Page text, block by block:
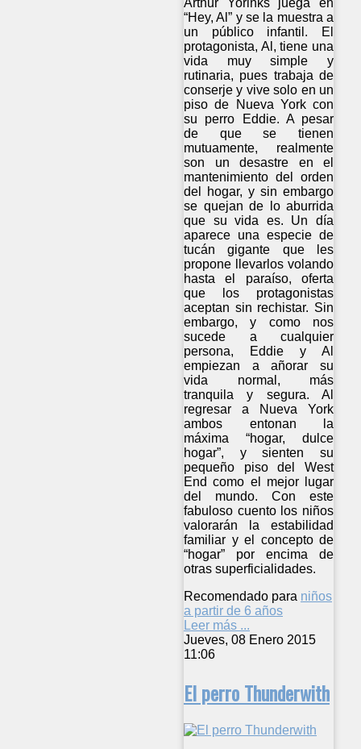
“Hey, Al” y se la muestra a
un público infantil. El
protagonista, Al, tiene una
vida muy simple y
rutinaria, pues trabaja de
conserje y vive solo en un
piso de Nueva York con
su perro Eddie. A pesar
de que se tienen
mutuamente, realmente
son un desastre en el
mantenimiento del orden
del hogar, y sin embargo
se quejan de lo aburrida
que su vida es. Un día
aparece una especie de
tucán gigante que les
propone llevarlos volando
hasta el paraíso, oferta
que los protagonistas
aceptan sin rechistar. Sin
embargo, y como nos
sucede a cualquier
persona, Eddie y Al
empiezan a añorar su
vida normal, más
tranquila y segura. Al
regresar a Nueva York
ambos entonan la
máxima “hogar, dulce
hogar”, y sienten su
pequeño piso del West
End como el mejor lugar
del mundo. Con este
fabuloso cuento los niños
valorarán la estabilidad
familiar y el concepto de
“hogar” por encima de
otras superficialidades.
Recomendado para niños
a partir de 6 años
Leer más ...
Jueves, 08 Enero 2015
11:06
El perro Thunderwith